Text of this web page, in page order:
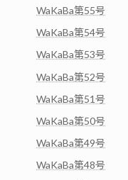
WaKaBa第55号
WaKaBa第54号
WaKaBa第53号
WaKaBa第52号
WaKaBa第51号
WaKaBa第50号
WaKaBa第49号
WaKaBa第48号